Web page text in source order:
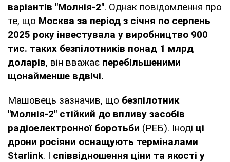
варіантів "Молнія-2". Однак повідомлення про
те, що Москва за період з січня по серпень
2025 року інвестувала у виробництво 900
тис. таких безпілотників понад 1 млрд
доларів, він вважає перебільшеними
щонайменше вдвічі.
Машовець зазначив, що безпілотник
"Молнія-2" стійкий до впливу засобів
радіоелектронної боротьби (РЕБ). Іноді ці
дрони росіяни оснащують терміналами
Starlink. І співвідношення ціни та якості у